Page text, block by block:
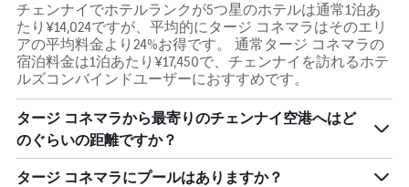
チェンナイでホテルランクが5つ星のホテルは通常1泊あ
たり¥14,024ですが、平均的にタージ コネマラはそのエリ
アの平均料金より24%お得です。 通常タージ コネマラの
宿泊料金は1泊あたり¥17,450で、チェンナイを訪れるホテ
ルズコンバインドユーザーにおすすめです。
タージ コネマラから最寄りのチェンナイ空港へはど
のぐらいの距離ですか？
タージ コネマラにプールはありますか？